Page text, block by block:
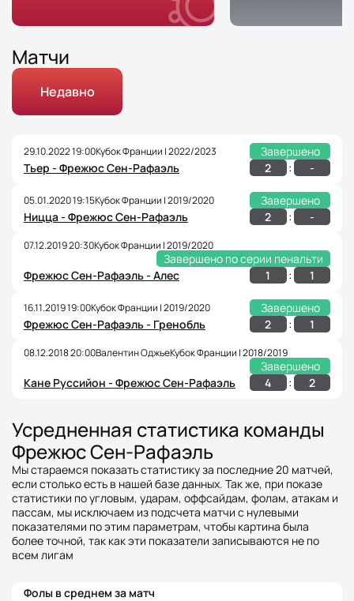
Матчи
Недавно
29.10.2022 19:00Кубок Франции | 2022/2023
Завершено
Тьер - Фрежюс Сен-Рафаэль
2 : -
05.01.2020 19:15Кубок Франции | 2019/2020
Завершено
Ницца - Фрежюс Сен-Рафаэль
2 : -
07.12.2019 20:30Кубок Франции | 2019/2020
Завершено по серии пенальти
Фрежюс Сен-Рафаэль - Алес
1 : 1
16.11.2019 19:00Кубок Франции | 2019/2020
Завершено
Фрежюс Сен-Рафаэль - Гренобль
2 : 1
08.12.2018 20:00Валентин ОджьеКубок Франции | 2018/2019
Завершено
Кане Руссийон - Фрежюс Сен-Рафаэль
4 : 2
Усредненная статистика команды
Фрежюс Сен-Рафаэль
Мы стараемся показать статистику за последние 20 матчей,
если столько есть в нашей базе данных. Так же, при показе
статистики по угловым, ударам, оффсайдам, фолам, атакам и
пассам, мы исключаем из подсчета матчи с нулевыми
показателями по этим параметрам, чтобы картина была
более точной, так как эти показатели записываются не по
всем лигам
Фолы в среднем за матч